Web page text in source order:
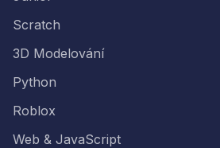
Scratch
3D Modelování
Python
Roblox
Web & JavaScript